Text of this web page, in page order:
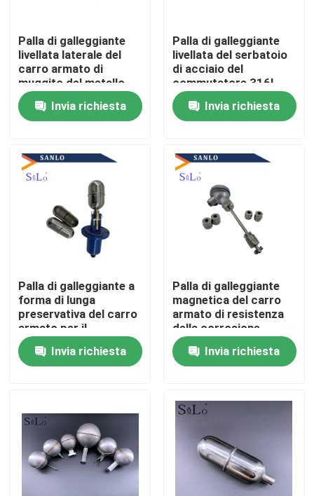
Casa
Contatti
Prodotti
Palla di galleggiante d'acciaio
Palla di galleggiante di rame
Palla di galleggiante del metallo
Palla di galleggiante del carro armato
Palla di galleggiante
livellata laterale del
carro armato di
muggito del metallo
del commutatore
SS304Invia richiesta
Palla di galleggiante
livellata del serbatoio
di acciaio del
commutatore 316L
del filo con Palo
Invia richiesta
Palla di galleggiante a
forma di lunga
preservativa del carro
armato per il
commutatore livellato
lateraleInvia richiesta
Palla di galleggiante
magnetica del carro
armato di resistenza
della corrosione
SS316
Invia richiesta